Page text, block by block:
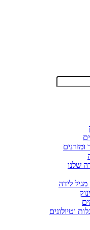
שלנו
לידה
וטיולונים